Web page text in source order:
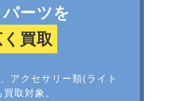
ーツを
買取
アクセサリー類(ライト
取対象。